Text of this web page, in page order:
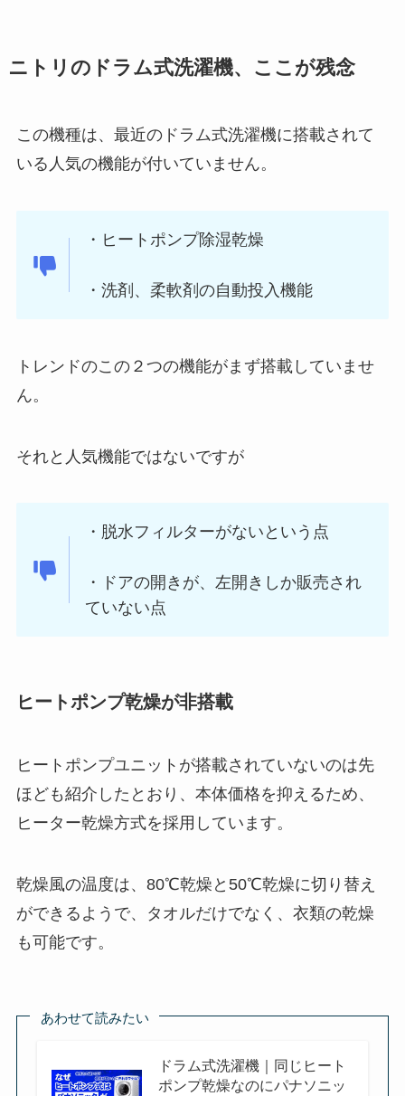
ニトリのドラム式洗濯機、ここが残念
この機種は、最近のドラム式洗濯機に搭載されて
いる人気の機能が付いていません。
・ヒートポンプ除湿乾燥
・洗剤、柔軟剤の自動投入機能
トレンドのこの２つの機能がまず搭載していませ
ん。
それと人気機能ではないですが
・脱水フィルターがないという点
・ドアの開きが、左開きしか販売され
ていない点
ヒートポンプ乾燥が非搭載
ヒートポンプユニットが搭載されていないのは先
ほども紹介したとおり、本体価格を抑えるため、
ヒーター乾燥方式を採用しています。
乾燥風の温度は、80℃乾燥と50℃乾燥に切り替え
ができるようで、タオルだけでなく、衣類の乾燥
も可能です。
あわせて読みたい
ドラム式洗濯機｜同じヒート
ポンプ乾燥なのにパナソニッ